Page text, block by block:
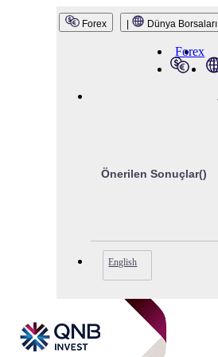
QNB Invest
Forex Dünya Borsaları
Forex
Önerilen Sonuçlar()
English